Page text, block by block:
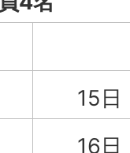
15日
16日